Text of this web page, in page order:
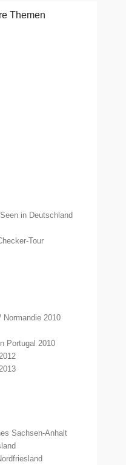
Themen
in Deutschland
Tour
Normandie 2010
Portugal 2010
Sachsen-Anhalt